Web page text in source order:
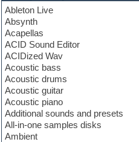
Ableton Live
Absynth
Acapellas
ACID Sound Editor
ACIDized Wav
Acoustic bass
Acoustic drums
Acoustic guitar
Acoustic piano
Additional sounds and presets
All-in-one samples disks
Ambient